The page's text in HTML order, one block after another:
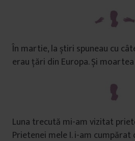
În martie, la știri spuneau cu
erau țări din Europa. Și
Luna trecută mi-am vizitat
Prietenei mele I. i-am